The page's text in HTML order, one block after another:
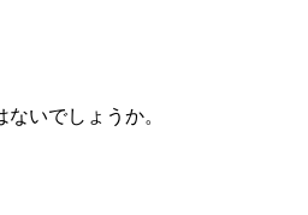
いでしょうか。